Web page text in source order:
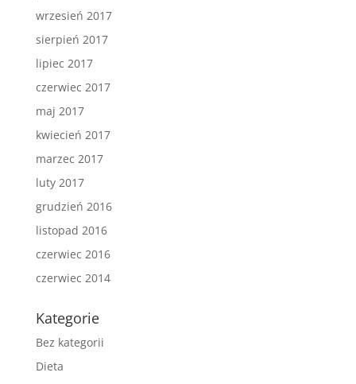
wrzesień 2017
sierpień 2017
lipiec 2017
czerwiec 2017
maj 2017
kwiecień 2017
marzec 2017
luty 2017
grudzień 2016
listopad 2016
czerwiec 2016
czerwiec 2014
Kategorie
Bez kategorii
Dieta